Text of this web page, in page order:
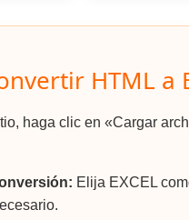
HTML a
haga clic en «Cargar
Elija EXCEL